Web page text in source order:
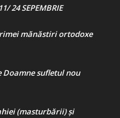
24 SEPEMBRIE
mănăstiri ortodoxe
Doamne sufletul nou
(masturbării) şi